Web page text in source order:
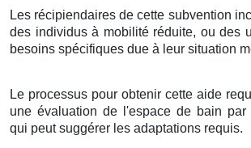
Les récipiendaires de cette subvention
des individus à mobilité réduite, ou des
besoins spécifiques due à leur situation
Le processus pour obtenir cette aide
une évaluation de l'espace de bain par
qui peut suggérer les adaptations requis.